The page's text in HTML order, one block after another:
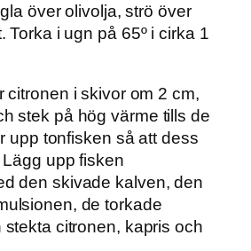
över olivolja, strö över
Torka i ugn på 65º i cirka 1
citronen i skivor om 2 cm,
stek på hög värme tills de
upp tonfisken så att dess
upp fisken
den skivade kalven, den
de torkade
citronen, kapris och